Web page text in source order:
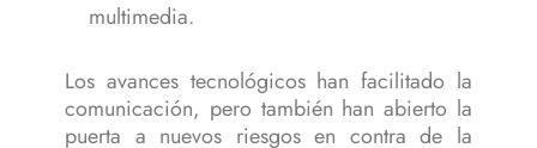
multimedia.
Los avances tecnológicos han facilitado la
comunicación, pero también han abierto la
puerta a nuevos riesgos en contra de la